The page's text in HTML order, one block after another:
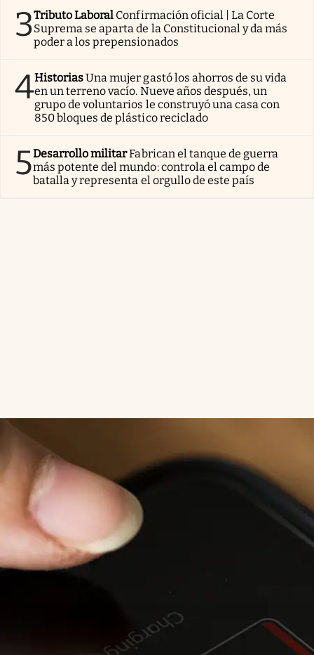
3Tributo Laboral Confirmación oficial | La Corte
Suprema se aparta de la Constitucional y da más
poder a los prepensionados
4HistoriasUna mujer gastó los ahorros de su vida
en un terreno vacío. Nueve años después, un
grupo de voluntarios le construyó una casa con
850 bloques de plástico reciclado
5Desarrollo militarFabrican el tanque de guerra
más potente del mundo: controla el campo de
batalla y representa el orgullo de este país